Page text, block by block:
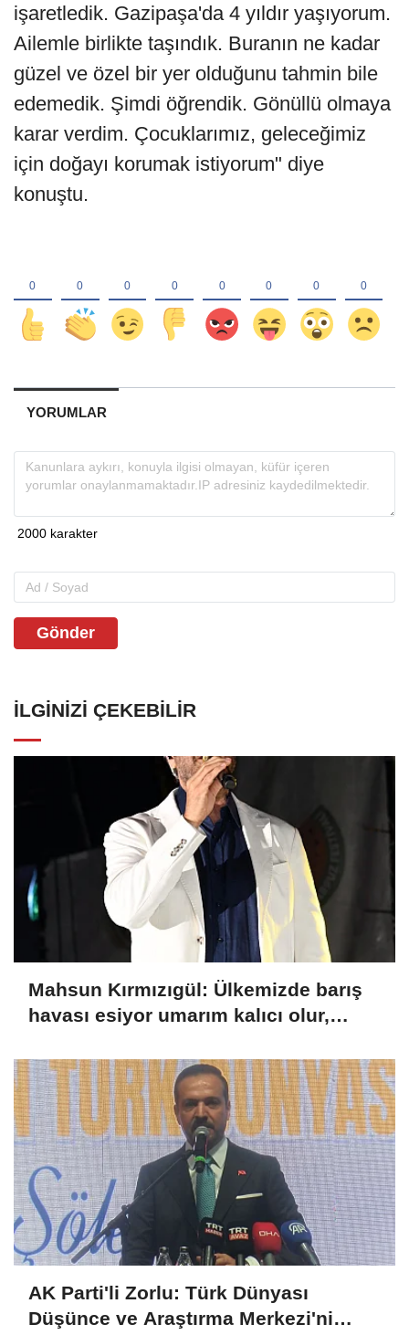
işaretledik. Gazipaşa'da 4 yıldır yaşıyorum.
Ailemle birlikte taşındık. Buranın ne kadar
güzel ve özel bir yer olduğunu tahmin bile
edemedik. Şimdi öğrendik. Gönüllü olmaya
karar verdim. Çocuklarımız, geleceğimiz
için doğayı korumak istiyorum" diye
konuştu.
YORUMLAR
Gönder
İLGINIZI ÇEKEBILIR
Mahsun Kırmızıgül: Ülkemizde barış
havası esiyor umarım kalıcı olur,
AK Parti'li Zorlu: Türk Dünyası
Düşünce ve Araştırma Merkezi'ni